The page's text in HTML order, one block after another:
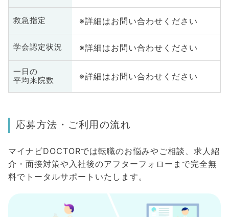
救急指定 ※詳細はお問い合わせください
学会認定状況 ※詳細はお問い合わせください
一日の
平均来院数
※詳細はお問い合わせください
応募方法・ご利用の流れ
マイナビDOCTORでは転職のお悩みやご相談、求人紹
介・面接対策や入社後のアフターフォローまで完全無
料でトータルサポートいたします。